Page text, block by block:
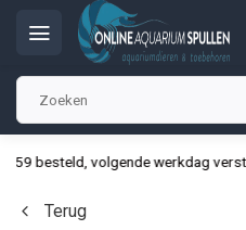
besteld, volgende werkdag
Terug